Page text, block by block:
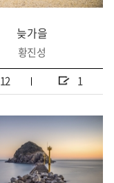
늦가을
황진성
12
1